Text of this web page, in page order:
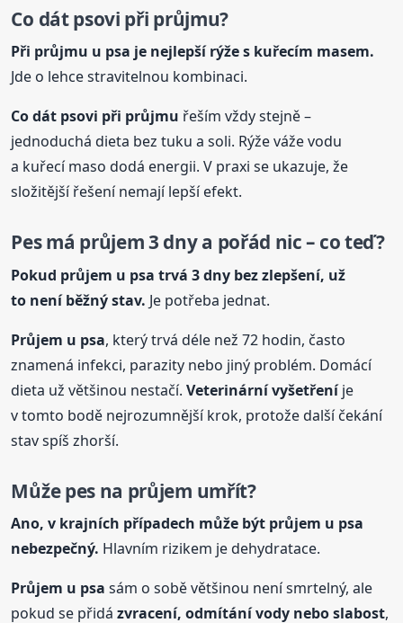
Co dát psovi při průjmu?
Při průjmu u psa je nejlepší rýže s kuřecím masem.
Jde o lehce stravitelnou kombinaci.
Co dát psovi při průjmu řeším vždy stejně –
jednoduchá dieta bez tuku a soli. Rýže váže vodu
a kuřecí maso dodá energii. V praxi se ukazuje, že
složitější řešení nemají lepší efekt.
Pes má průjem 3 dny a pořád nic – co teď?
Pokud průjem u psa trvá 3 dny bez zlepšení, už
to není běžný stav. Je potřeba jednat.
Průjem u psa, který trvá déle než 72 hodin, často
znamená infekci, parazity nebo jiný problém. Domácí
dieta už většinou nestačí.Veterinární vyšetřeníje
v tomto bodě nejrozumnější krok, protože další čekání
stav spíš zhorší.
Může pes na průjem umřít?
Ano, v krajních případech může být průjem u psa
nebezpečný. Hlavním rizikem je dehydratace.
Průjem u psa sám o sobě většinou není smrtelný, ale
pokud se přidázvracení, odmítání vody nebo slabost,